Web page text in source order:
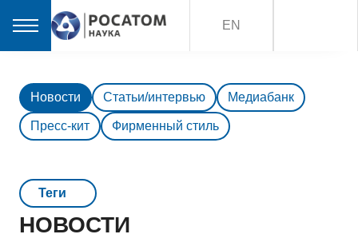
EN
Новости Статьи/интервью Медиабанк
Пресс-кит Фирменный стиль
НОВОСТИ
Teги